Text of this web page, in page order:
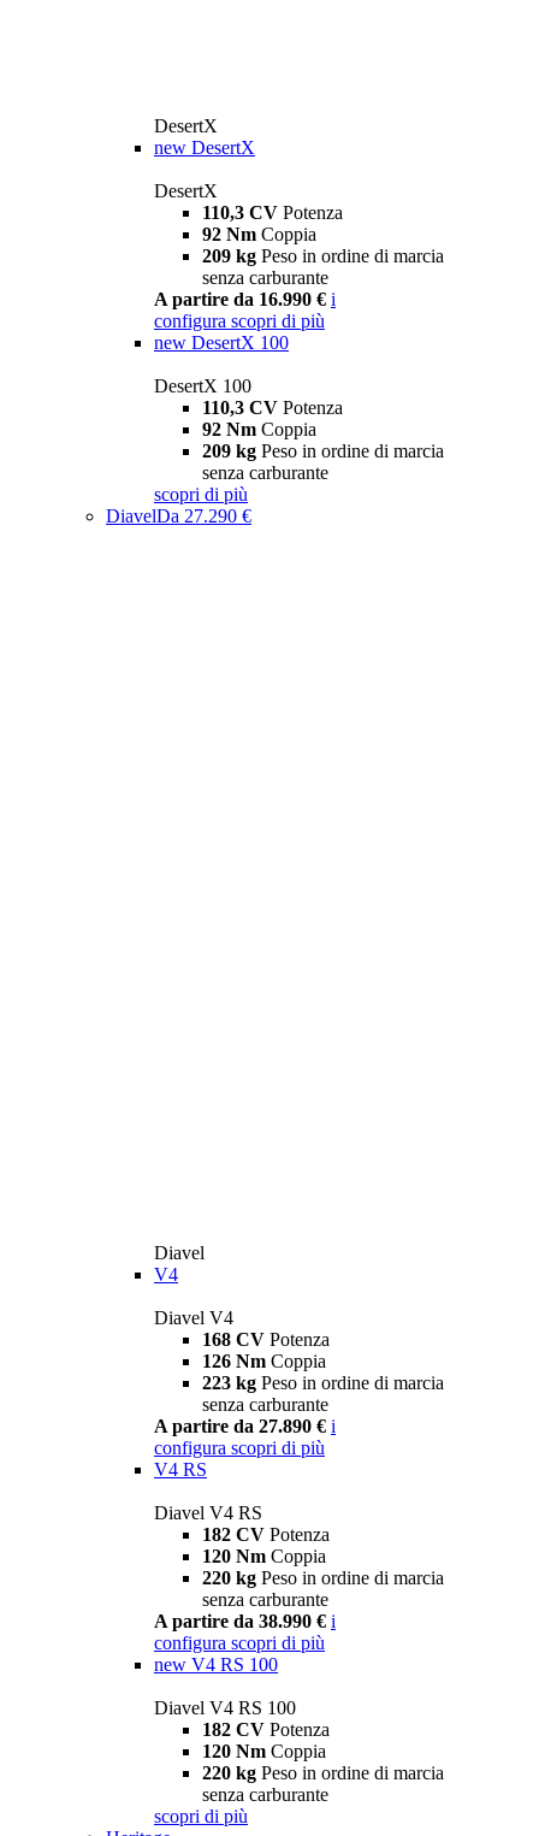
DesertX
new DesertX
DesertX
110,3 CV Potenza
92 Nm Coppia
209 kg Peso in ordine di marcia
senza carburante
A partire da 16.990 € i
configura scopri di più
new DesertX 100
DesertX 100
110,3 CV Potenza
92 Nm Coppia
209 kg Peso in ordine di marcia
senza carburante
scopri di più
DiavelDa 27.290 €
Diavel
V4
Diavel V4
168 CV Potenza
126 Nm Coppia
223 kg Peso in ordine di marcia
senza carburante
A partire da 27.890 € i
configura scopri di più
V4 RS
Diavel V4 RS
182 CV Potenza
120 Nm Coppia
220 kg Peso in ordine di marcia
senza carburante
A partire da 38.990 € i
configura scopri di più
new V4 RS 100
Diavel V4 RS 100
182 CV Potenza
120 Nm Coppia
220 kg Peso in ordine di marcia
senza carburante
scopri di più